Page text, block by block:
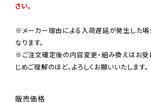
さい。
※メーカー理由による入荷遅延が発生した場
なります。
※ご注文確定後の内容変更・組み換えはお受
じめご理解のほど、よろしくお願いいたします。